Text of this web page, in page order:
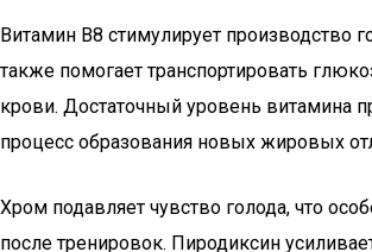
Витамин В8 стимулирует производство
также помогает транспортировать
крови. Достаточный уровень витамина
процесс образования новых жировых
Хром подавляет чувство голода, что
после тренировок. Пиродиксин